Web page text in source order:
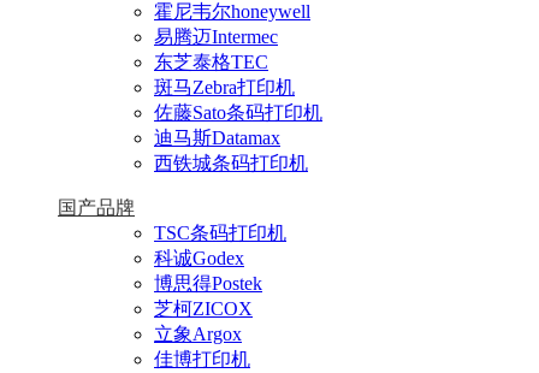
霍尼韦尔honeywell
易腾迈Intermec
东芝泰格TEC
斑马Zebra打印机
佐藤Sato条码打印机
迪马斯Datamax
西铁城条码打印机
国产品牌
TSC条码打印机
科诚Godex
博思得Postek
芝柯ZICOX
立象Argox
佳博打印机